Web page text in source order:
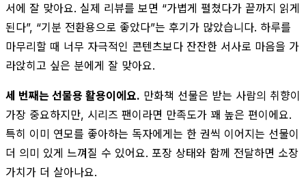
서에 잘 맞아요. 실제 리뷰를 보면 “가볍게 펼쳤다가 끝까지 읽게
된다”, “기분 전환용으로 좋았다”는 후기가 많았습니다. 하루를
마무리할 때 너무 자극적인 콘텐츠보다 잔잔한 서사로 마음을 가
라앉히고 싶은 분에게 잘 맞아요.
세 번째는 선물용 활용이에요. 만화책 선물은 받는 사람의 취향이
가장 중요하지만, 시리즈 팬이라면 만족도가 꽤 높은 편이에요.
특히 이미 연모를 좋아하는 독자에게는 한 권씩 이어지는 선물이
더 의미 있게 느껴질 수 있어요. 포장 상태와 함께 전달하면 소장
가치가 더 살아나요.